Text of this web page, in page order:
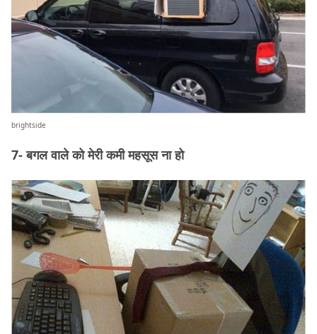
brightside
7- बगल वाले को मेरी कमी महसूस ना हो